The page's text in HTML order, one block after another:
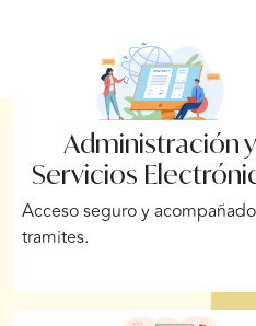
Administración
Servicios
Acceso seguro y
tramites.